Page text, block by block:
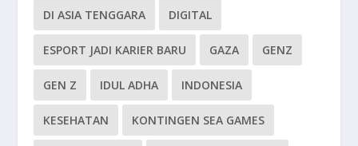
DI ASIA TENGGARA DIGITAL
ESPORT JADI KARIER BARU GAZA GENZ
GEN Z IDUL ADHA INDONESIA
KESEHATAN KONTINGEN SEA GAMES